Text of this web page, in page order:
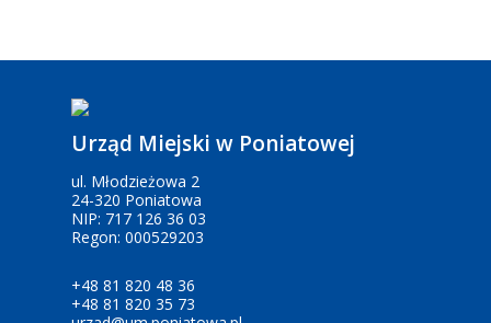
Urząd Miejski w Poniatowej
ul. Młodzieżowa 2
24-320 Poniatowa
NIP: 717 126 36 03
Regon: 000529203
+48 81 820 48 36
+48 81 820 35 73